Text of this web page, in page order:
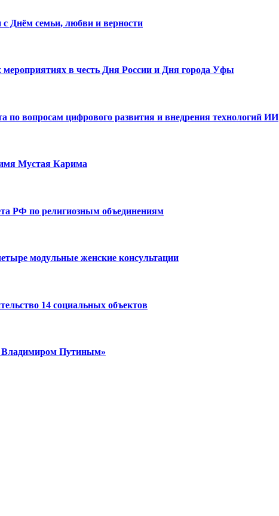
Днём семьи, любви и верности
в честь Дня России и Дня города Уфы
по вопросам цифрового развития и внедрения технологий ИИ
Мустая Карима
РФ по религиозным объединениям
модульные женские консультации
14 социальных объектов
Владимиром Путиным»